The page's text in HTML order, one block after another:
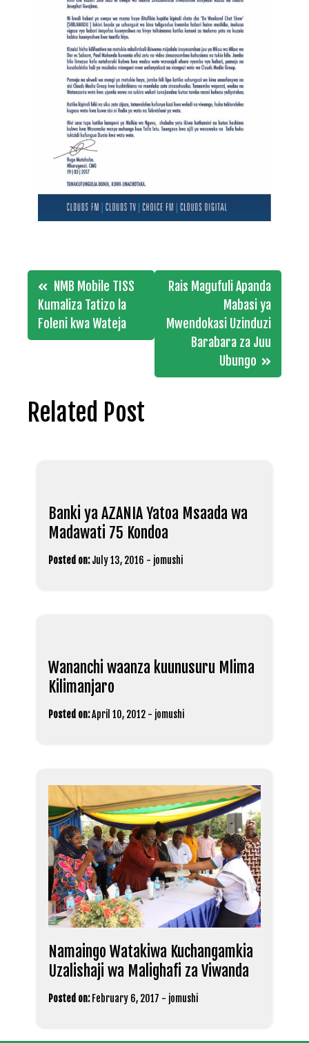
Post
navigation
NMB Mobile TISS
Kumaliza Tatizo la
Foleni kwa Wateja
Rais Magufuli Apanda
Mabasi ya
Mwendokasi Uzinduzi
Barabara za Juu
Ubungo
Related Post
Banki ya AZANIA Yatoa Msaada wa
Madawati 75 Kondoa
Posted on: July 13, 2016 - jomushi
Wananchi waanza kuunusuru Mlima
Kilimanjaro
Posted on:April 10, 2012 - jomushi
Namaingo Watakiwa Kuchangamkia
Uzalishaji wa Malighafi za Viwanda
Posted on: February 6, 2017 - jomushi